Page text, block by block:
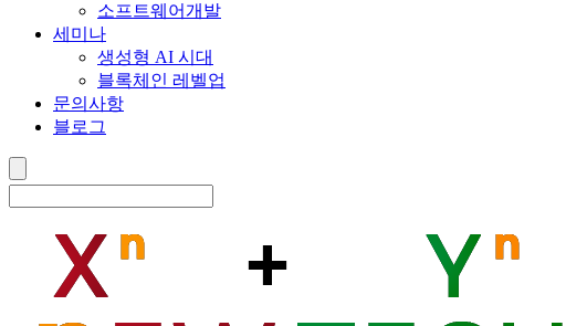
소프트웨어개발
세미나
생성형 AI 시대
블록체인 레벨업
문의사항
블로그